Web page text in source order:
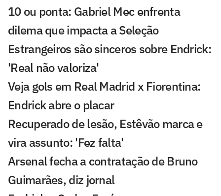
10 ou ponta: Gabriel Mec enfrenta
dilema que impacta a Seleção
Estrangeiros são sinceros sobre Endrick:
'Real não valoriza'
Veja gols em Real Madrid x Fiorentina:
Endrick abre o placar
Recuperado de lesão, Estêvão marca e
vira assunto: 'Fez falta'
Arsenal fecha a contratação de Bruno
Guimarães, diz jornal